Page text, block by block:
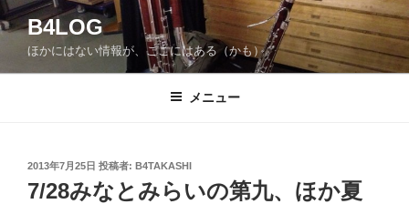
コ
ン
ン
B4LOG
ほかにはない情報が、ここにはある（かも）。
メニュー
投
稿
日:
2013年7月25日 投稿者: B4TAKASHI
7/28みなとみらいの第九、ほか夏